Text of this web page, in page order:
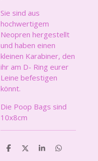
Sie sind aus
hochwertigem
Neopren hergestellt
und haben einen
kleinen Karabiner, den
ihr am D- Ring eurer
Leine befestigen
könnt.
Die Poop Bags sind
10x8cm
T
T
T
T